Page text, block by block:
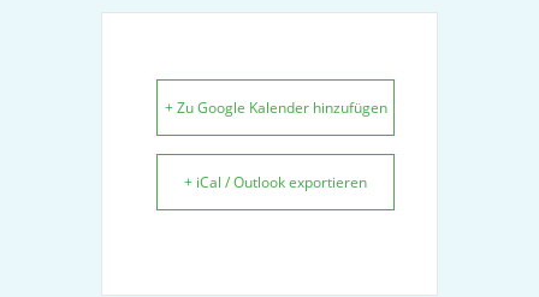
+ Zu Google Kalender hinzufügen
+ iCal / Outlook exportieren